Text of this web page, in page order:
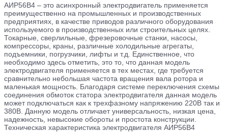
АИР56В4 – это асинхронный электродвигатель применяется
преимущественно на промышленных и производственных
предприятиях, в качестве приводов различного оборудования
используемого в производственных или строительных целях.
Токарные, сверлильные, фрезеровочные станки, насосы,
компрессоры, краны, различные холодильные агрегаты,
подъемники, погрузчики, лифты и т.д. Единственное, что
необходимо здесь отметить, это то, что данная модель
электродвигателя применяется в тех местах, где требуется
сравнительно небольшая частота вращения вала ротора и
маленькая мощность. Благодаря системе переключения схемы
соединения обмоток статора электродвигателя данная модель
может подключаться как к трехфазному напряжению 220В так и
380В. Данную модель отличает универсальность, низкая цена,
надежность, невысокие обороты и простота конструкции.
Техническая характеристика электродвигателя АИР56В4